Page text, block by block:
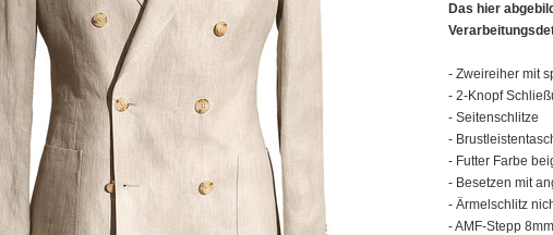
Das hier
- Zweireiher mit
- 2-Knopf
- Seitenschlitze
-
- Futter Farbe
- Besetzen mit
- Ärmelschlitz
- AMF-Stepp